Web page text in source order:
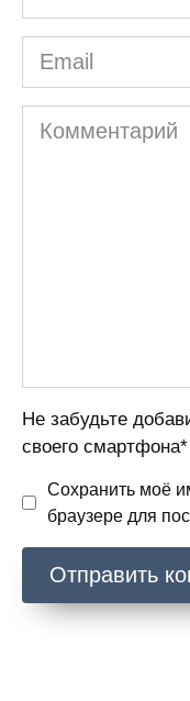
Email
Комментарий
Не забудьте
своего смартфона*
Сохранить моё
браузере для